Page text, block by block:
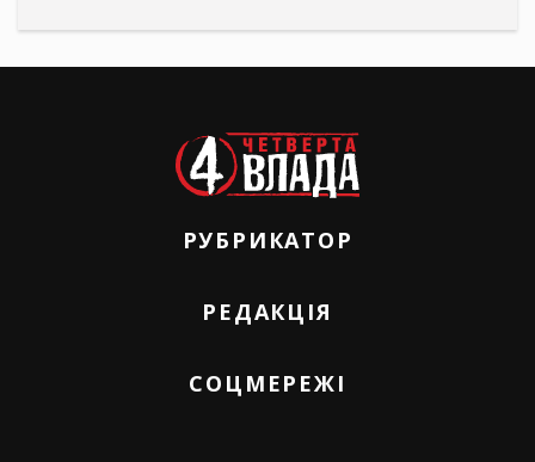
РУБРИКАТОР
РЕДАКЦІЯ
СОЦМЕРЕЖІ